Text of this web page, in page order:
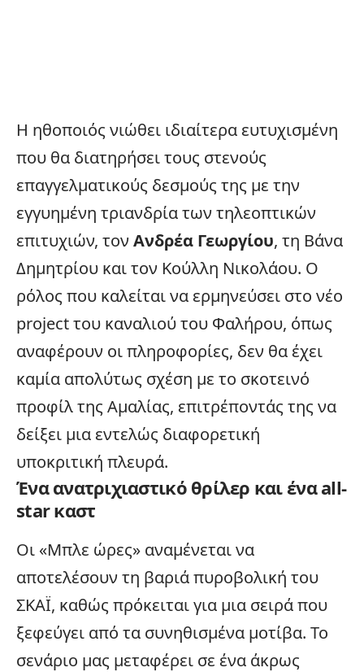
Η ηθοποιός νιώθει ιδιαίτερα ευτυχισμένη
που θα διατηρήσει τους στενούς
επαγγελματικούς δεσμούς της με την
εγγυημένη τριανδρία των τηλεοπτικών
επιτυχιών, τον Ανδρέα Γεωργίου, τη Βάνα
Δημητρίου και τον Κούλλη Νικολάου. Ο
ρόλος που καλείται να ερμηνεύσει στο νέο
project του καναλιού του Φαλήρου, όπως
αναφέρουν οι πληροφορίες, δεν θα έχει
καμία απολύτως σχέση με το σκοτεινό
προφίλ της Αμαλίας, επιτρέποντάς της να
δείξει μια εντελώς διαφορετική
υποκριτική πλευρά.
Ένα ανατριχιαστικό θρίλερ και ένα all-
star καστ
Οι «Μπλε ώρες» αναμένεται να
αποτελέσουν τη βαριά πυροβολική του
ΣΚΑΪ, καθώς πρόκειται για μια σειρά που
ξεφεύγει από τα συνηθισμένα μοτίβα. Το
σενάριο μας μεταφέρει σε ένα άκρως